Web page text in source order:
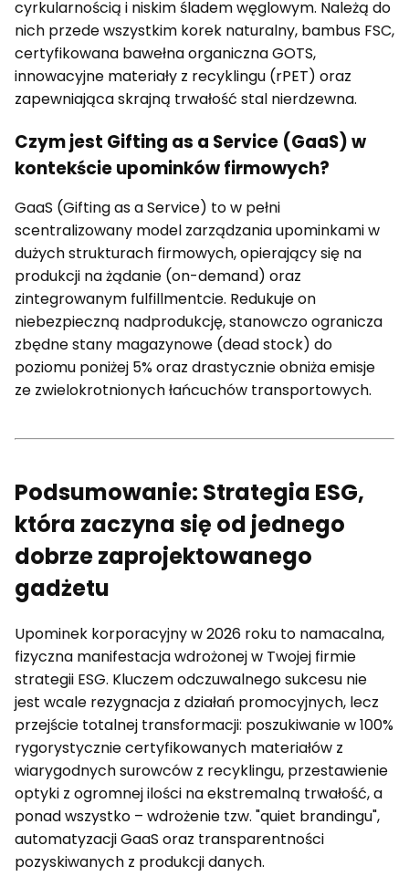
cyrkularnością i niskim śladem węglowym. Należą do
nich przede wszystkim korek naturalny, bambus FSC,
certyfikowana bawełna organiczna GOTS,
innowacyjne materiały z recyklingu (rPET) oraz
zapewniająca skrajną trwałość stal nierdzewna.
Czym jest Gifting as a Service (GaaS) w
kontekście upominków firmowych?
GaaS (Gifting as a Service) to w pełni
scentralizowany model zarządzania upominkami w
dużych strukturach firmowych, opierający się na
produkcji na żądanie (on-demand) oraz
zintegrowanym fulfillmentcie. Redukuje on
niebezpieczną nadprodukcję, stanowczo ogranicza
zbędne stany magazynowe (dead stock) do
poziomu poniżej 5% oraz drastycznie obniża emisje
ze zwielokrotnionych łańcuchów transportowych.
Podsumowanie: Strategia ESG,
która zaczyna się od jednego
dobrze zaprojektowanego
gadżetu
Upominek korporacyjny w 2026 roku to namacalna,
fizyczna manifestacja wdrożonej w Twojej firmie
strategii ESG. Kluczem odczuwalnego sukcesu nie
jest wcale rezygnacja z działań promocyjnych, lecz
przejście totalnej transformacji: poszukiwanie w 100%
rygorystycznie certyfikowanych materiałów z
wiarygodnych surowców z recyklingu, przestawienie
optyki z ogromnej ilości na ekstremalną trwałość, a
ponad wszystko – wdrożenie tzw. "quiet brandingu",
automatyzacji GaaS oraz transparentności
pozyskiwanych z produkcji danych.